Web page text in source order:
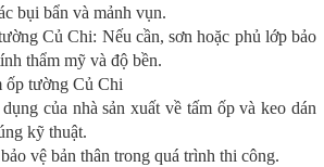
bụi bẩn và mảnh vụn.
Củ Chi: Nếu cần, sơn hoặc phủ lớp bảo
thẩm mỹ và độ bền.
tường Củ Chi
của nhà sản xuất về tấm ốp và keo dán
kỹ thuật.
vệ bản thân trong quá trình thi công.